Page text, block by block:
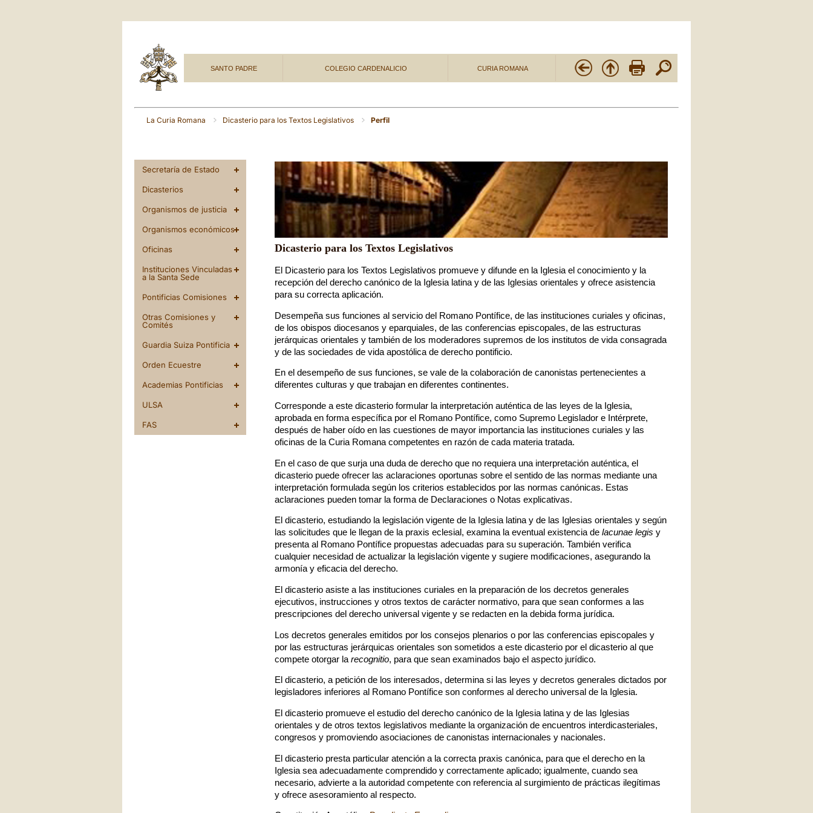
SANTO PADRE COLEGIO CARDENALICIO CURIA ROMANA
La Curia Romana Dicasterio para los Textos Legislativos Perfil
Dicasterio para los Textos Legislativos
El Dicasterio para los Textos Legislativos promueve y difunde en la Iglesia el conocimiento y la
recepción del derecho canónico de la Iglesia latina y de las Iglesias orientales y ofrece asistencia
para su correcta aplicación.
Desempeña sus funciones al servicio del Romano Pontífice, de las instituciones curiales y oficinas,
de los obispos diocesanos y eparquiales, de las conferencias episcopales, de las estructuras
jerárquicas orientales y también de los moderadores supremos de los institutos de vida consagrada
y de las sociedades de vida apostólica de derecho pontificio.
En el desempeño de sus funciones, se vale de la colaboración de canonistas pertenecientes a
diferentes culturas y que trabajan en diferentes continentes.
Corresponde a este dicasterio formular la interpretación auténtica de las leyes de la Iglesia,
aprobada en forma específica por el Romano Pontífice, como Supremo Legislador e Intérprete,
después de haber oído en las cuestiones de mayor importancia las instituciones curiales y las
oficinas de la Curia Romana competentes en razón de cada materia tratada.
En el caso de que surja una duda de derecho que no requiera una interpretación auténtica, el
dicasterio puede ofrecer las aclaraciones oportunas sobre el sentido de las normas mediante una
interpretación formulada según los criterios establecidos por las normas canónicas. Estas
aclaraciones pueden tomar la forma de Declaraciones o Notas explicativas.
El dicasterio, estudiando la legislación vigente de la Iglesia latina y de las Iglesias orientales y según
las solicitudes que le llegan de la praxis eclesial, examina la eventual existencia de lacunae legis y
presenta al Romano Pontífice propuestas adecuadas para su superación. También verifica
cualquier necesidad de actualizar la legislación vigente y sugiere modificaciones, asegurando la
armonía y eficacia del derecho.
El dicasterio asiste a las instituciones curiales en la preparación de los decretos generales
ejecutivos, instrucciones y otros textos de carácter normativo, para que sean conformes a las
prescripciones del derecho universal vigente y se redacten en la debida forma jurídica.
Los decretos generales emitidos por los consejos plenarios o por las conferencias episcopales y
por las estructuras jerárquicas orientales son sometidos a este dicasterio por el dicasterio al que
compete otorgar la recognitio, para que sean examinados bajo el aspecto jurídico.
El dicasterio, a petición de los interesados, determina si las leyes y decretos generales dictados por
legisladores inferiores al Romano Pontífice son conformes al derecho universal de la Iglesia.
El dicasterio promueve el estudio del derecho canónico de la Iglesia latina y de las Iglesias
orientales y de otros textos legislativos mediante la organización de encuentros interdicasteriales,
congresos y promoviendo asociaciones de canonistas internacionales y nacionales.
El dicasterio presta particular atención a la correcta praxis canónica, para que el derecho en la
Iglesia sea adecuadamente comprendido y correctamente aplicado; igualmente, cuando sea
necesario, advierte a la autoridad competente con referencia al surgimiento de prácticas ilegítimas
y ofrece asesoramiento al respecto.
Secretaría de Estado
Dicasterios
Organismos de justicia
Organismos económicos
Oficinas
Instituciones Vinculadas
a la Santa Sede
Pontificias Comisiones
Otras Comisiones y
Comités
Guardia Suiza Pontificia
Orden Ecuestre
Academias Pontificias
ULSA
FAS